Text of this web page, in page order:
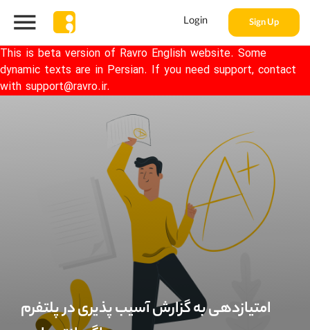
Login Sign Up
This is beta version of Ravro English website. Some
dynamic texts are in Persian. If you need support, contact
with support@ravro.ir.
امتیازدهی به گزارش‌ آسیب پذیری در پلتفرم